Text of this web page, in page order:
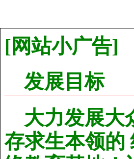
[网站小广告]
发展目标
大力发展大
存求生本领的